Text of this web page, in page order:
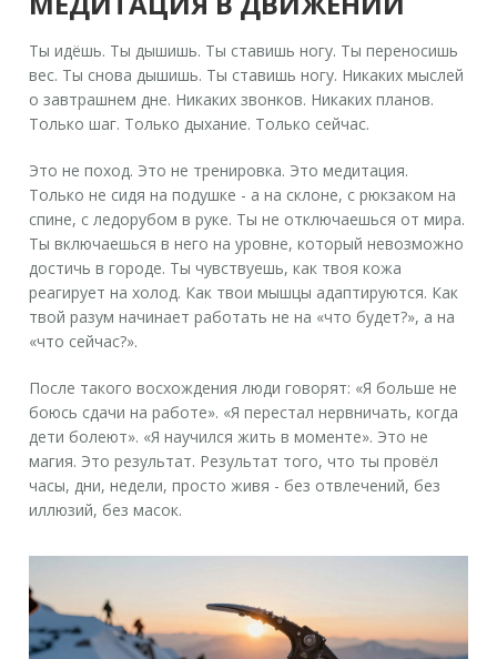
Ты идёшь. Ты дышишь. Ты ставишь ногу. Ты переносишь
вес. Ты снова дышишь. Ты ставишь ногу. Никаких мыслей
о завтрашнем дне. Никаких звонков. Никаких планов.
Только шаг. Только дыхание. Только сейчас.
Это не поход. Это не тренировка. Это медитация.
Только не сидя на подушке - а на склоне, с рюкзаком на
спине, с ледорубом в руке. Ты не отключаешься от мира.
Ты включаешься в него на уровне, который невозможно
достичь в городе. Ты чувствуешь, как твоя кожа
реагирует на холод. Как твои мышцы адаптируются. Как
твой разум начинает работать не на «что будет?», а на
«что сейчас?».
После такого восхождения люди говорят: «Я больше не
боюсь сдачи на работе». «Я перестал нервничать, когда
дети болеют». «Я научился жить в моменте». Это не
магия. Это результат. Результат того, что ты провёл
часы, дни, недели, просто живя - без отвлечений, без
иллюзий, без масок.